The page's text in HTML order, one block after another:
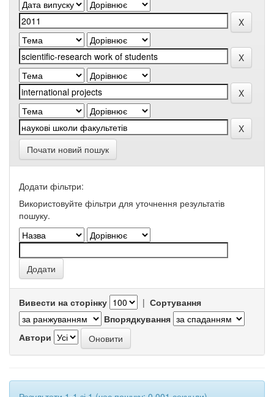
Почати новий пошук
Додати фільтри:
Використовуйте фільтри для уточнення результатів
пошуку.
Вивести на сторінку | Сортування
Впорядкування
Автори